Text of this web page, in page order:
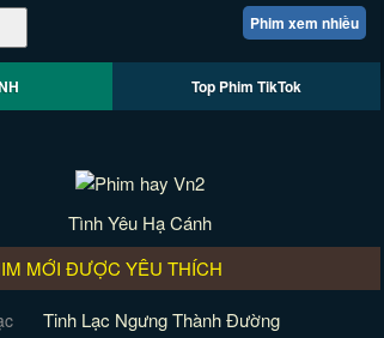
Phim xem nhiều
Top Phim TikTok
Tình Yêu Hạ Cánh
MỚI ĐƯỢC YÊU THÍCH
Tinh Lạc Ngưng Thành Đường